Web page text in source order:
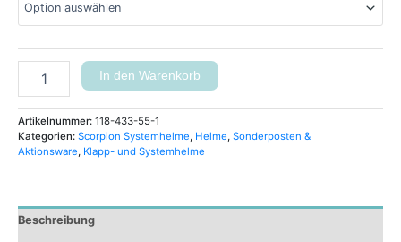
In den Warenkorb
Artikelnummer: 118-433-55-1
Kategorien: Scorpion Systemhelme, Helme, Sonderposten &
Aktionsware, Klapp- und Systemhelme
Beschreibung